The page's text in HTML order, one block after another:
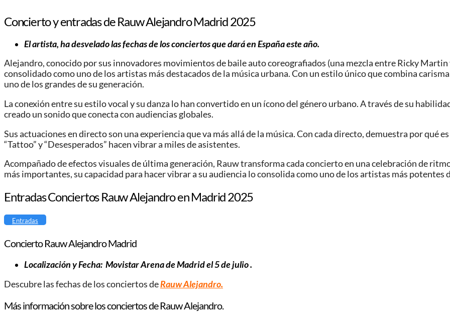
Concierto y entradas de Rauw Alejandro Madrid 2025
El artista, ha desvelado las fechas de los conciertos que dará en España este año.
Alejandro, conocido por sus innovadores movimientos de baile auto coreografiados (una mezcla entre Ricky Martin
consolidado como uno de los artistas más destacados de la música urbana. Con un estilo único que combina
uno de los grandes de su generación.
La conexión entre su estilo vocal y su danza lo han convertido en un ícono del género urbano. A través de su
creado un sonido que conecta con audiencias globales.
Sus actuaciones en directo son una experiencia que va más allá de la música. Con cada directo, demuestra por qué
“Tattoo” y “Desesperados” hacen vibrar a miles de asistentes.
Acompañado de efectos visuales de última generación, Rauw transforma cada concierto en una celebración de
más importantes, su capacidad para hacer vibrar a su audiencia lo consolida como uno de los artistas más potentes
Entradas Conciertos Rauw Alejandro en Madrid 2025
Entradas
Concierto Rauw Alejandro Madrid
Localización y Fecha: Movistar Arena de Madrid el 5 de julio .
Descubre las fechas de los conciertos deRauw Alejandro.
Más información sobre los conciertos de Rauw Alejandro.